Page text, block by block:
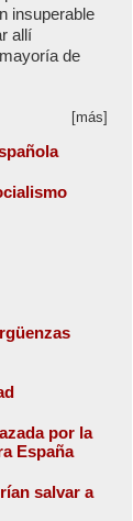
insuperable
allí
de
[más]
por la
España
salvar a